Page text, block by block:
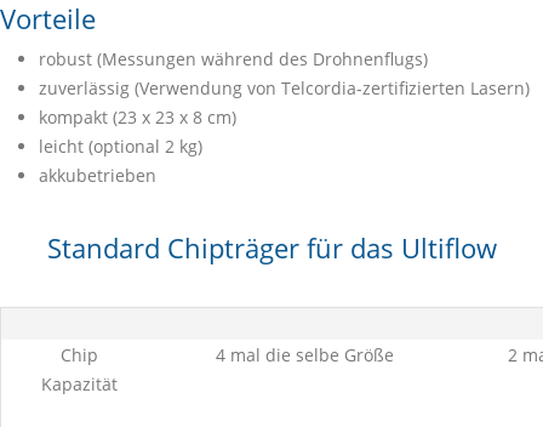
Vorteile
robust (Messungen während des Drohnenflugs)
zuverlässig (Verwendung von Telcordia-zertifizierten Lasern)
kompakt (23 x 23 x 8 cm)
leicht (optional 2 kg)
akkubetrieben
Standard Chipträger für das Ultiflow
Chip
Kapazität
4 mal die selbe Größe 2